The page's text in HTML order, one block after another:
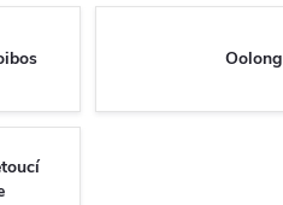
Oolong